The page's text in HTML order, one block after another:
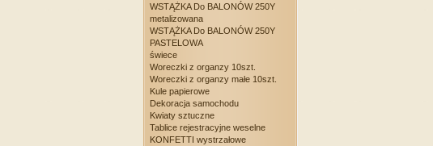
WSTĄŻKA Do BALONÓW 250Y
metalizowana
WSTĄŻKA Do BALONÓW 250Y
PASTELOWA
świece
Woreczki z organzy 10szt.
Woreczki z organzy małe 10szt.
Kule papierowe
Dekoracja samochodu
Kwiaty sztuczne
Tablice rejestracyjne weselne
KONFETTI wystrzałowe